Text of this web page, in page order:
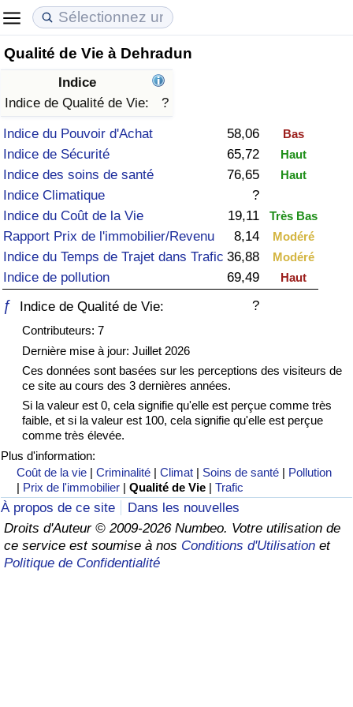
Qualité de Vie à Dehradun
Indice
Indice de Qualité de Vie:
?
Indice du Pouvoir d'Achat 58,06 Bas
Indice de Sécurité 65,72 Haut
Indice des soins de santé 76,65 Haut
Indice Climatique
?
Indice du Coût de la Vie
19,11 Très Bas
Rapport Prix de l'immobilier/Revenu 8,14 Modéré
Indice du Temps de Trajet dans Trafic 36,88 Modéré
Indice de pollution 69,49 Haut
ƒ Indice de Qualité de Vie: ?
Contributeurs: 7
Dernière mise à jour: Juillet 2026
Ces données sont basées sur les perceptions des visiteurs de
ce site au cours des 3 dernières années.
Si la valeur est 0, cela signifie qu'elle est perçue comme très
faible, et si la valeur est 100, cela signifie qu'elle est perçue
comme très élevée.
Plus d'information:
Coût de la vie |Criminalité |Climat | Soins de santé | Pollution
| Prix de l'immobilier |Qualité de Vie |Trafic
À propos de ce site
Dans les nouvelles
Droits d'Auteur © 2009-2026 Numbeo. Votre utilisation de
ce service est soumise à nos Conditions d'Utilisation et
Politique de Confidentialité
Coût de la vie
Indice du Coût de la Vie (Actuel)
Indice du Coût de la Vie
Indice du coût de la vie par pays
à Akaba
Prix de l'immobilier
Indice des Prix de l'immobilier (Actuel)
Indice des Prix de l'immobilier
Indice des Prix de l'immobilier par Pays
Qualité de Vie
Indice de Qualité de Vie
Indice de Qualité de Vie (Actuel)
Indice de qualité de vie par pays
Criminalité
Indice de Criminalité (Actuel)
Indice de Criminalité
Soins de santé
Indice des soins de santé (Actuel)
Indice des soins de santé
Indice des soins de santé par Pays
Pollution